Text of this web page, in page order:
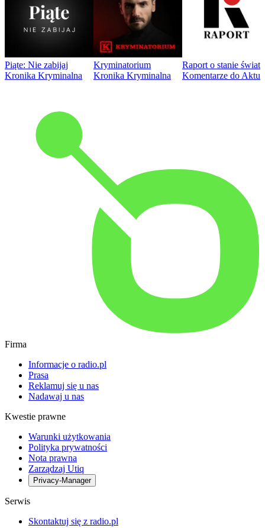
Piąte: Nie zabijaj
Kronika Kryminalna
Kryminatorium
Kronika Kryminalna
Raport o stanie
Komentarze do
Firma
Informacje o radio.pl
Prasa
Reklamuj się u nas
Nadawaj u nas
Kwestie prawne
Warunki użytkowania
Polityka prywatności
Nota prawna
Zarządzaj Utiq
Privacy-Manager
Serwis
Skontaktuj się z radio.pl